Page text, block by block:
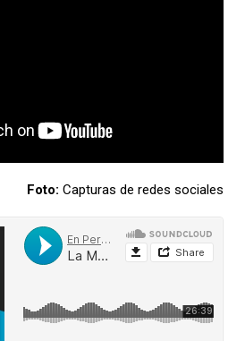
Foto: Capturas de redes sociales